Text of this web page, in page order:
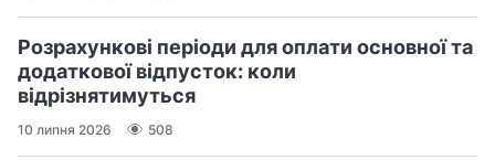
Розрахункові періоди для оплати основної та
додаткової відпусток: коли
відрізнятимуться
10 липня 2026 508